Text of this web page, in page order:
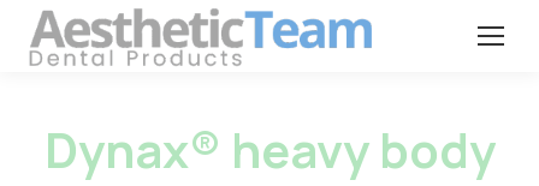
Dynax® heavy body